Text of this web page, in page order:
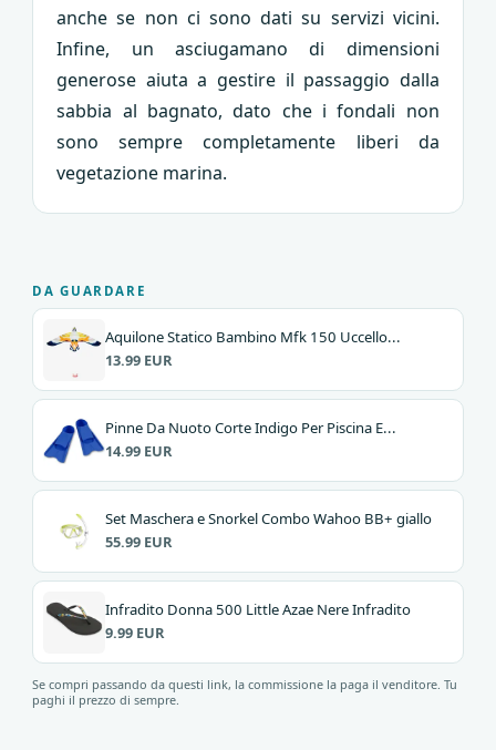
anche se non ci sono dati su servizi vicini.
Infine, un asciugamano di dimensioni
generose aiuta a gestire il passaggio dalla
sabbia al bagnato, dato che i fondali non
sono sempre completamente liberi da
vegetazione marina.
DA GUARDARE
Aquilone Statico Bambino Mfk 150 Uccello...
13.99 EUR
Pinne Da Nuoto Corte Indigo Per Piscina E...
14.99 EUR
Set Maschera e Snorkel Combo Wahoo BB+ giallo
55.99 EUR
Infradito Donna 500 Little Azae Nere Infradito
9.99 EUR
Se compri passando da questi link, la commissione la paga il venditore. Tu
paghi il prezzo di sempre.